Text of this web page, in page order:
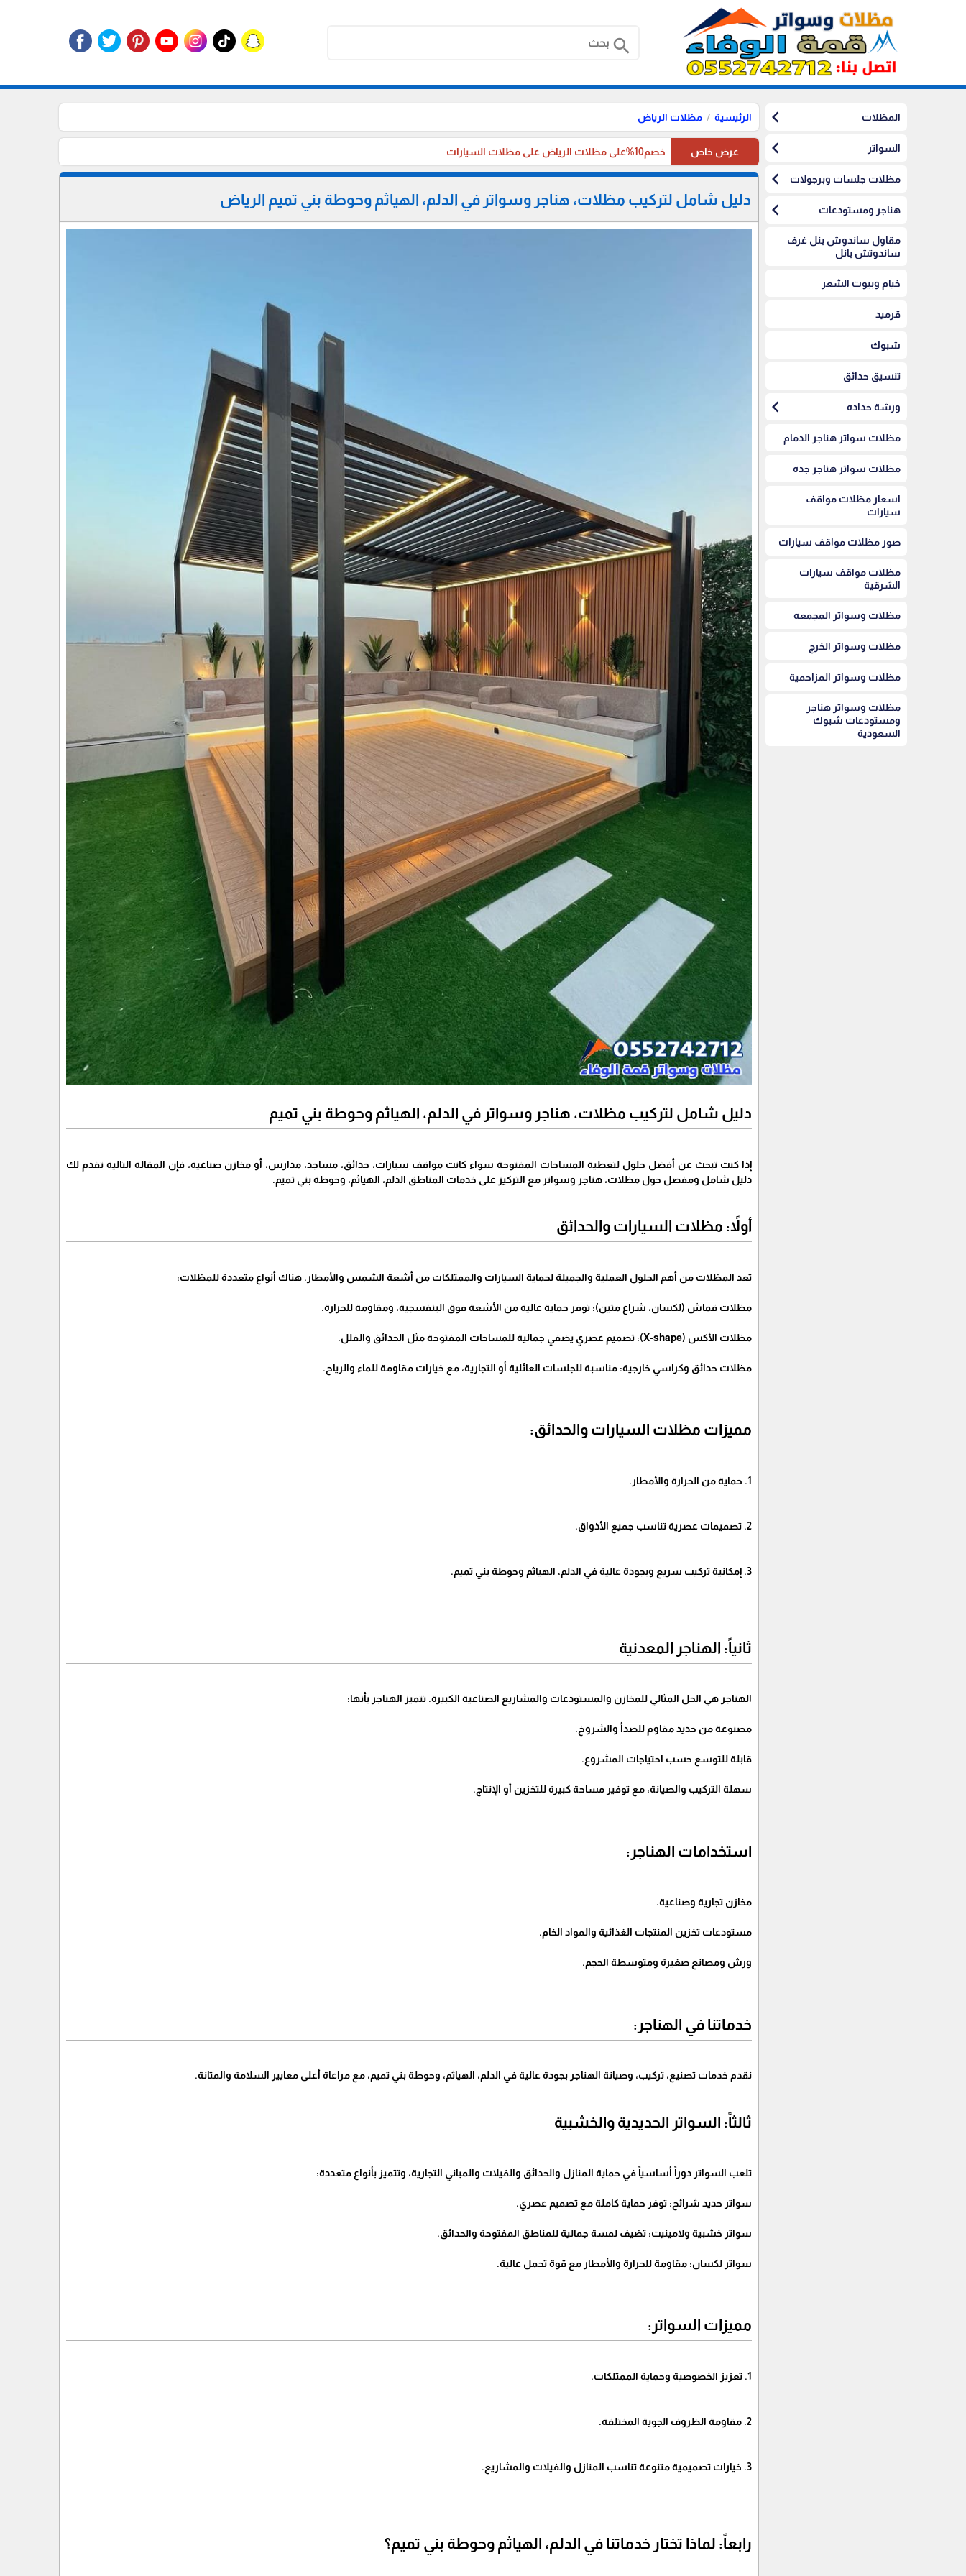
search
المظلات chevron_left
السواتر chevron_left
مظلات جلسات وبرجولات chevron_left
هناجر ومستودعات chevron_left
مقاول ساندوش بنل غرف
ساندوتش بانل
خيام وبيوت الشعر
قرميد
شبوك
تنسيق حدائق
ورشة حداده chevron_left
مظلات سواتر هناجر الدمام
مظلات سواتر هناجر جده
اسعار مظلات مواقف
سيارات
صور مظلات مواقف سيارات
مظلات مواقف سيارات
الشرقية
مظلات وسواتر المجمعه
مظلات وسواتر الخرج
مظلات وسواتر المزاحمية
مظلات وسواتر هناجر
ومستودعات شبوك
السعودية
الرئيسية مظلات الرياض
عرض خاص خصم10%على مظلات الرياض على مظلات السيارات
دليل شامل لتركيب مظلات، هناجر وسواتر في الدلم، الهياثم وحوطة بني تميم الرياض
دليل شامل لتركيب مظلات، هناجر وسواتر في الدلم، الهياثم وحوطة بني تميم
إذا كنت تبحث عن أفضل حلول لتغطية المساحات المفتوحة سواء كانت مواقف سيارات، حدائق، مساجد، مدارس، أو مخازن صناعية، فإن المقالة التالية تقدم لك
دليل شامل ومفصل حول مظلات، هناجر وسواتر مع التركيز على خدمات المناطق الدلم، الهياثم، وحوطة بني تميم.
أولاً: مظلات السيارات والحدائق
تعد المظلات من أهم الحلول العملية والجميلة لحماية السيارات والممتلكات من أشعة الشمس والأمطار. هناك أنواع متعددة للمظلات:
مظلات قماش (لكسان، شراع متين): توفر حماية عالية من الأشعة فوق البنفسجية، ومقاومة للحرارة.
مظلات الأكس (X-shape): تصميم عصري يضفي جمالية للمساحات المفتوحة مثل الحدائق والفلل.
مظلات حدائق وكراسي خارجية: مناسبة للجلسات العائلية أو التجارية، مع خيارات مقاومة للماء والرياح.
مميزات مظلات السيارات والحدائق:
1. حماية من الحرارة والأمطار.
2. تصميمات عصرية تناسب جميع الأذواق.
3. إمكانية تركيب سريع وبجودة عالية في الدلم، الهياثم وحوطة بني تميم.
ثانياً: الهناجر المعدنية
الهناجر هي الحل المثالي للمخازن والمستودعات والمشاريع الصناعية الكبيرة. تتميز الهناجر بأنها:
مصنوعة من حديد مقاوم للصدأ والشروخ.
قابلة للتوسع حسب احتياجات المشروع.
سهلة التركيب والصيانة، مع توفير مساحة كبيرة للتخزين أو الإنتاج.
استخدامات الهناجر:
مخازن تجارية وصناعية.
مستودعات تخزين المنتجات الغذائية والمواد الخام.
ورش ومصانع صغيرة ومتوسطة الحجم.
خدماتنا في الهناجر:
نقدم خدمات تصنيع، تركيب، وصيانة الهناجر بجودة عالية في الدلم، الهياثم، وحوطة بني تميم، مع مراعاة أعلى معايير السلامة والمتانة.
ثالثاً: السواتر الحديدية والخشبية
تلعب السواتر دوراً أساسياً في حماية المنازل والحدائق والفيلات والمباني التجارية، وتتميز بأنواع متعددة:
سواتر حديد شرائح: توفر حماية كاملة مع تصميم عصري.
سواتر خشبية ولامينيت: تضيف لمسة جمالية للمناطق المفتوحة والحدائق.
سواتر لكسان: مقاومة للحرارة والأمطار مع قوة تحمل عالية.
مميزات السواتر:
1. تعزيز الخصوصية وحماية الممتلكات.
2. مقاومة الظروف الجوية المختلفة.
3. خيارات تصميمية متنوعة تناسب المنازل والفيلات والمشاريع.
رابعاً: لماذا تختار خدماتنا في الدلم، الهياثم وحوطة بني تميم؟